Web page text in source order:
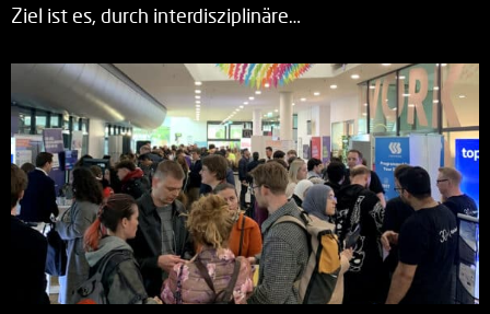
Ziel ist es, durch interdisziplinäre…